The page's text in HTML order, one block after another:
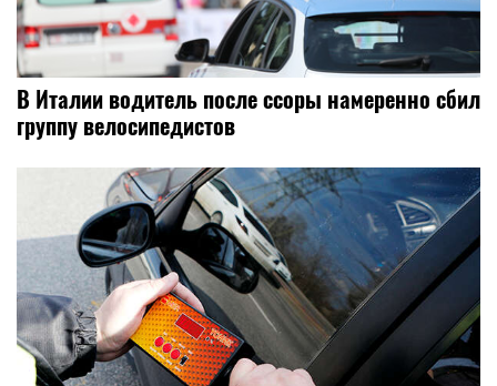
В Италии водитель после ссоры намеренно сбил
группу велосипедистов